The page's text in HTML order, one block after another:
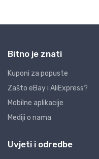
Bitno je znati
Kuponi za popuste
Zašto eBay i AliExpress?
Mobilne aplikacije
Mediji o nama
Uvjeti i odredbe